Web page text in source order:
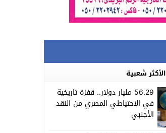
الأكثر شعبية
56.29 مليار دولار.. قفزة تاريخية
في الاحتياطي المصري من النقد
الأجنبي